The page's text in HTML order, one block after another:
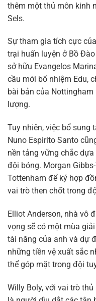
thêm một thủ môn kinh
Sels.
Sự tham gia tích cực
trại huấn luyện ở Bồ
sở hữu Evangelos
cầu mới bổ nhiệm Edu,
bài bản của
lượng.
Tuy nhiên, việc bổ sung
Nuno Espirito Santo
nền tảng vững chắc
đội bóng. Morgan
Tottenham để ký hợp
vai trò then chốt trong
Elliot Anderson, nhà vô
vọng sẽ có một mùa
tài năng của anh và dự
những tiền vệ xuất sắc
thể góp mặt trong đội
Willy Boly, với vai trò